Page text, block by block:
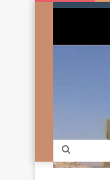
بحث
عن